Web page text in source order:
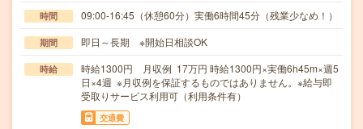
時間 09:00-16:45（休憩60分）実働6時間45分（残業少なめ！）
期間 即日～長期 ※開始日相談OK
時給
時給1300円 月収例 17万円 時給1300円×実働6h45m×週5
日×4週 ※月収例を保証するものではありません。※給与即
受取りサービス利用可（利用条件有）
交通費